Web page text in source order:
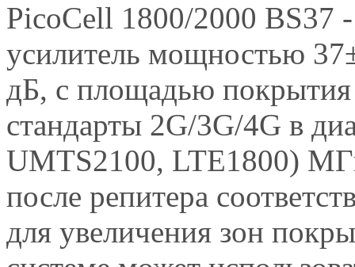
PicoCell 1800/2000 BS37
усилитель мощностью
дБ, с площадью
стандарты 2G/3G/4G в
UMTS2100, LTE1800)
после репитера
для увеличения зон